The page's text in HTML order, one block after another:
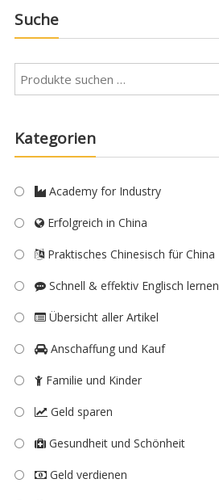
Suche
Kategorien
Academy for Industry
Erfolgreich in China
Praktisches Chinesisch für China
Schnell & effektiv Englisch lernen
Übersicht aller Artikel
Anschaffung und Kauf
Familie und Kinder
Geld sparen
Gesundheit und Schönheit
Geld verdienen